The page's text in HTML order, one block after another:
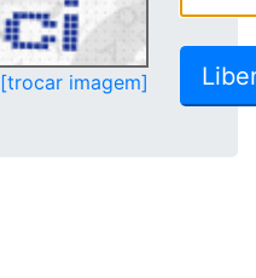
[trocar imagem]